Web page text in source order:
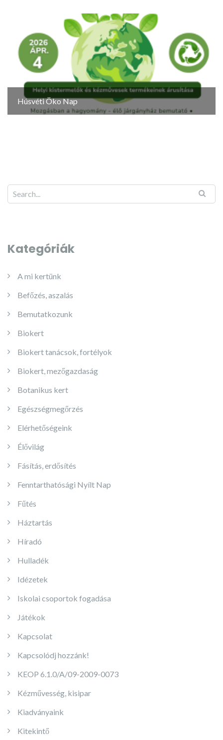
Húsvéti Öko Nap
Kategóriák
A mi kertünk
Befőzés, aszalás
Bemutatkozunk
Biokert
Biokert tanácsok, fortélyok
Biokert, mezőgazdaság
Botanikus kert
Egészségmegőrzés
Elérhetőségeink
Élővilág
Fásítás, erdősítés
Fenntarthatósági Nyílt Nap
Fűtés
Háztartás
Híradó
Hulladék
Idézetek
Iskolai csoportok fogadása
Játékok
Kapcsolat
Kapcsolódj hozzánk!
KEOP 6.1.0/A/09-2009-0073
Kézművesség, kisipar
Kiadványaink
Kitekintő